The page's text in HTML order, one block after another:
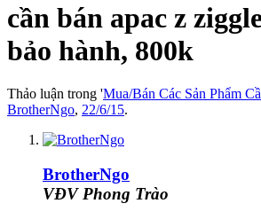
cần bán apac z
bảo hành, 800k
Thảo luận trong 'Mua/Bán Các Sản Phẩm
BrotherNgo, 22/6/15.
BrotherNgo
VĐV Phong Trào